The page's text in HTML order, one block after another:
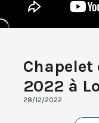
Chapelet
2022 à
28/12/2022